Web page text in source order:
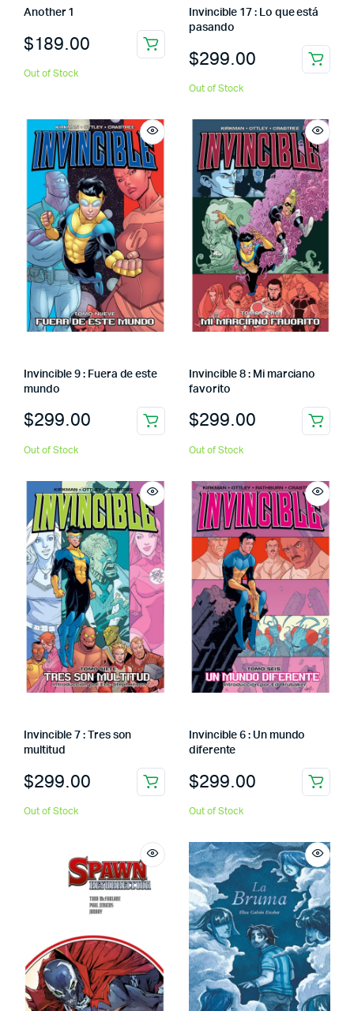
Another 1
$189.00
Out of Stock
Invincible 17 : Lo que está
pasando
$299.00
Out of Stock
Invincible 9 : Fuera de este
mundo
$299.00
Out of Stock
Invincible 8 : Mi marciano
favorito
$299.00
Out of Stock
Invincible 7 : Tres son
multitud
$299.00
Out of Stock
Invincible 6 : Un mundo
diferente
$299.00
Out of Stock